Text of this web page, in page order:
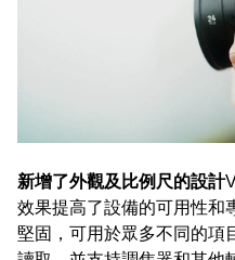
新增了外觀及比例尺的設計
效果提高了設備的可用性和
堅固，可用於眾多不同的項